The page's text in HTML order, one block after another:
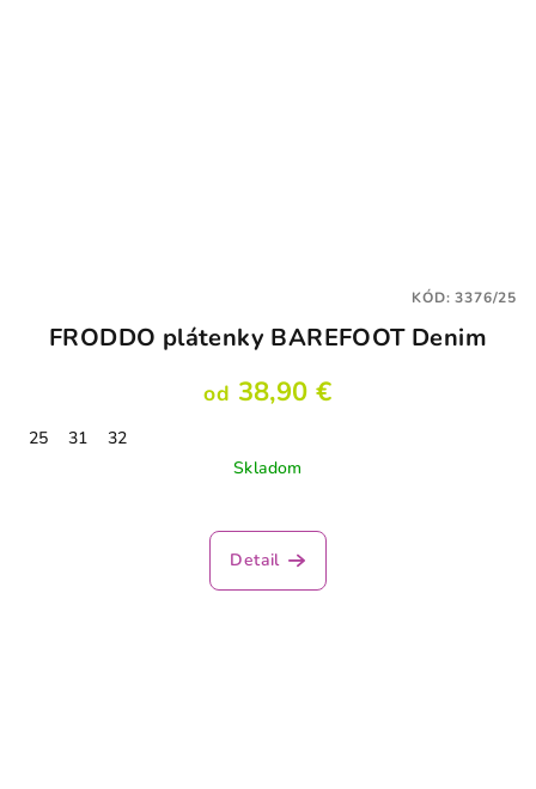
FRODDO plátenky BAREFOOT Denim
od 38,90 €
25 31
32
Skladom
Detail
KÓD:3376/25